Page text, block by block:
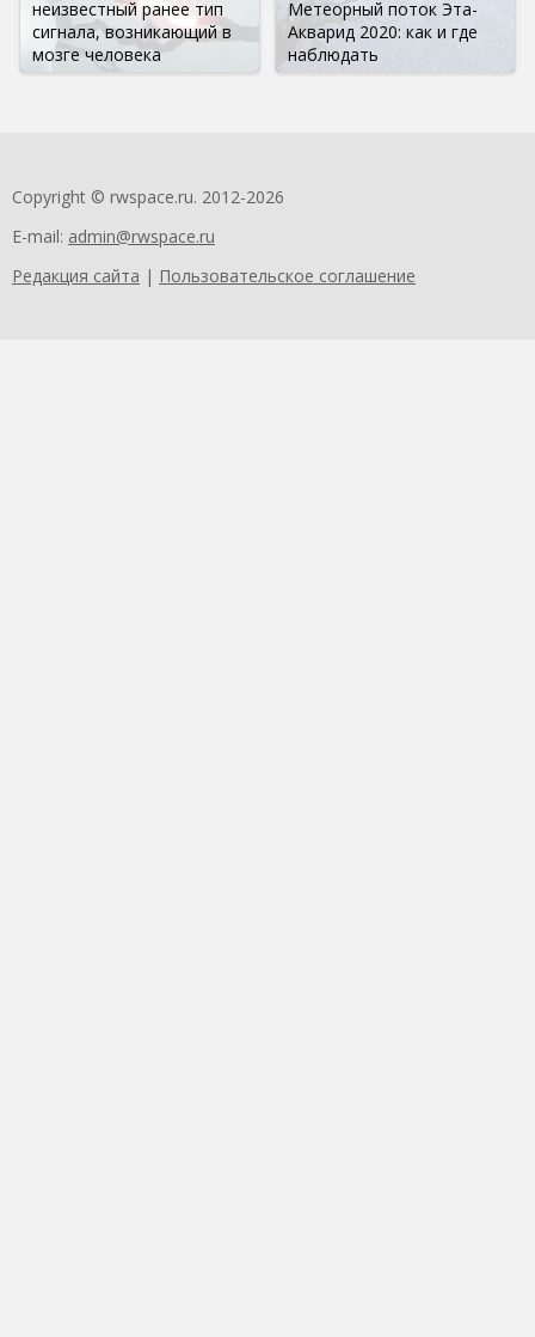
неизвестный ранее тип
сигнала, возникающий в
мозге человека
Метеорный поток Эта-
Акварид 2020: как и где
наблюдать
Copyright © rwspace.ru. 2012-2026
E-mail: admin@rwspace.ru
Редакция сайта | Пользовательское соглашение